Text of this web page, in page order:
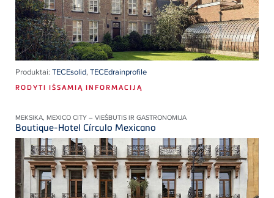
Produktai: TECEsolid,TECEdrainprofile
RODYTI IŠSAMIĄ INFORMACIJĄ
MEKSIKA, MEXICO CITY – VIEŠBUTIS IR GASTRONOMIJA
Boutique-Hotel Círculo Mexicano